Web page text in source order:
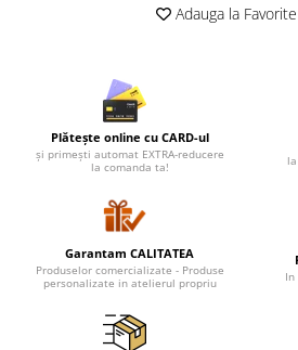
Adauga la Favorite
Plătește online cu CARD-ul
și primești automat EXTRA-reducere
la comanda ta!
Garantam CALITATEA
Produselor comercializate - Produse
personalizate in atelierul propriu